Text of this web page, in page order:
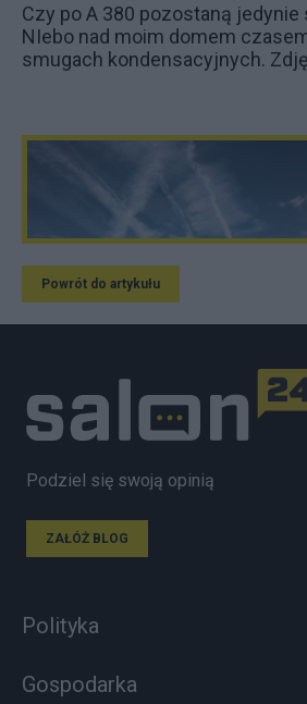
Czy po A 380 pozostaną jedynie
NIebo nad moim domem
smugach kondensacyjnych.
Powrót do artykułu
Podziel się swoją opinią
ZAŁÓŻ BLOG
Polityka
Gospodarka